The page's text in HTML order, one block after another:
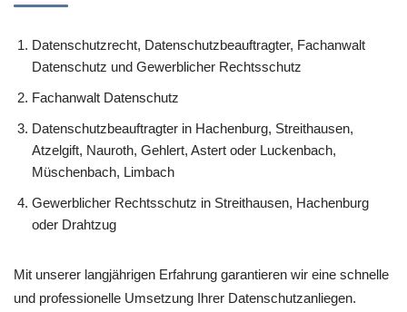
Datenschutzrecht, Datenschutzbeauftragter, Fachanwalt
Datenschutz und Gewerblicher Rechtsschutz
Fachanwalt Datenschutz
Datenschutzbeauftragter in Hachenburg, Streithausen,
Atzelgift, Nauroth, Gehlert, Astert oder Luckenbach,
Müschenbach, Limbach
Gewerblicher Rechtsschutz in Streithausen, Hachenburg
oder Drahtzug
Mit unserer langjährigen Erfahrung garantieren wir eine schnelle
und professionelle Umsetzung Ihrer Datenschutzanliegen.